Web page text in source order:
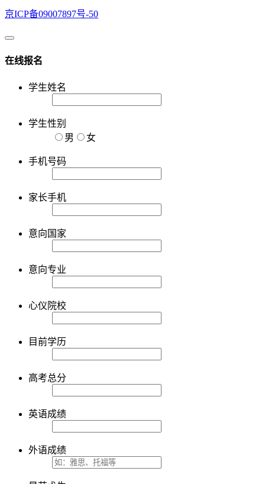
京ICP备09007897号-50
在线报名
学生姓名
学生性别
男
女
手机号码
家长手机
意向国家
意向专业
心仪院校
目前学历
高考总分
英语成绩
外语成绩